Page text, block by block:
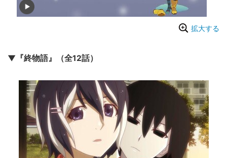
拡大する
▼『終物語』（全12話）